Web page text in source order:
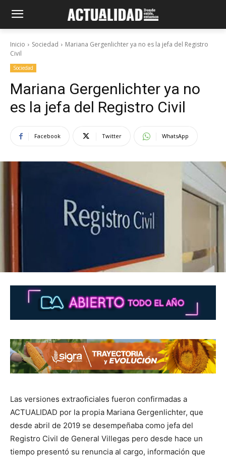
Inicio Sociedad
Mariana Gergenlichter ya no es la jefa del Registro
Civil
Sociedad
Mariana Gergenlichter ya no
es la jefa del Registro Civil
Facebook Twitter WhatsApp
Las versiones extraoficiales fueron confirmadas a
ACTUALIDAD por la propia Mariana Gergenlichter, que
desde abril de 2019 se desempeñaba como jefa del
Registro Civil de General Villegas pero desde hace un
tiempo presentó su renuncia al cargo, información que